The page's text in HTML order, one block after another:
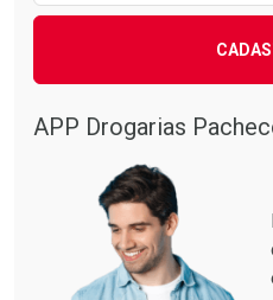
APP Drogarias